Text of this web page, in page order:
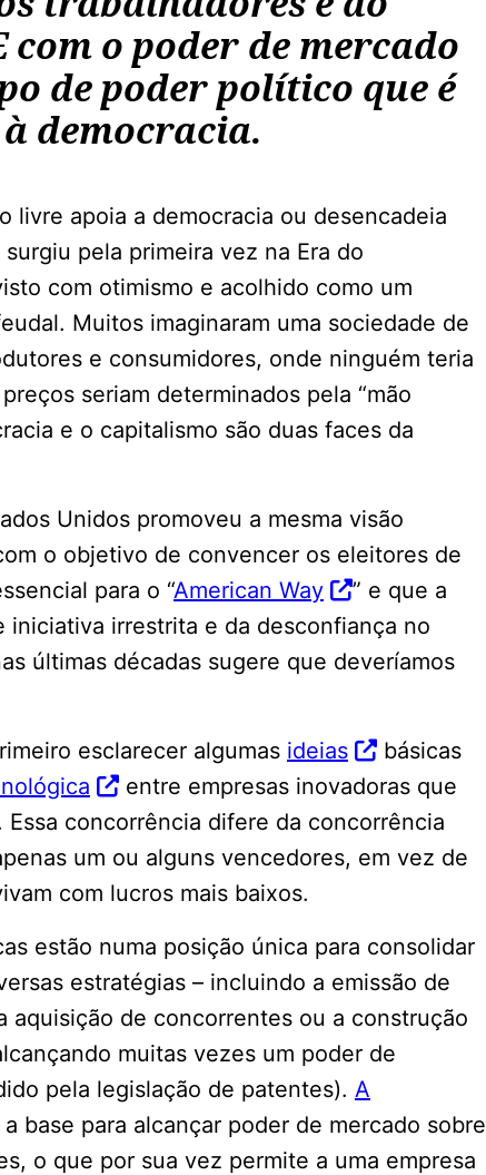
o poder de mercado
de poder político que é
democracia.
livre apoia a democracia ou desencadeia
pela primeira vez na Era do
com otimismo e acolhido como um
Muitos imaginaram uma sociedade de
e consumidores, onde ninguém teria
seriam determinados pela “mão
e o capitalismo são duas faces da
Unidos promoveu a mesma visão
o objetivo de convencer os eleitores de
para o “American Way
” e que a
irrestrita e da desconfiança no
últimas décadas sugere que deveríamos
esclarecer algumas ideias
básicas
entre empresas inovadoras que
concorrência difere da concorrência
um ou alguns vencedores, em vez de
com lucros mais baixos.
estão numa posição única para consolidar
estratégias – incluindo a emissão de
aquisição de concorrentes ou a construção
muitas vezes um poder de
pela legislação de patentes). A
base para alcançar poder de mercado sobre
o que por sua vez permite a uma empresa